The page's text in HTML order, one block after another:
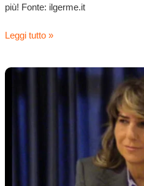
più! Fonte: ilgerme.it
Leggi tutto »
“La